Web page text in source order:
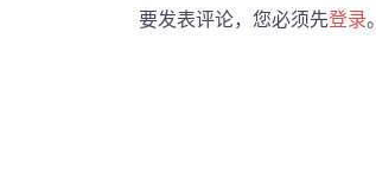
要发表评论，您必须先登录。